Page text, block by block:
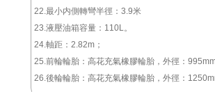
22.最小内側轉彎半徑：3.9米
23.液壓油箱容量：110L。
24.軸距：2.82m；
25.前輪輪胎：高花充氣橡膠輪胎，外徑：
26.後輪輪胎：高花充氣橡膠輪胎，外徑：